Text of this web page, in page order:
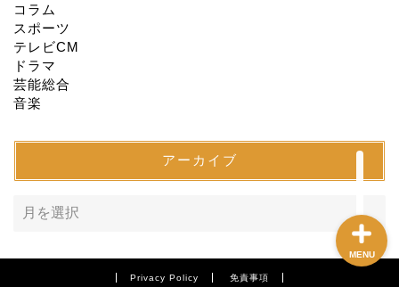
コラム
スポーツ
テレビCM
ドラマ
芸能総合
音楽
アーカイブ
Privacy Policy 免責事項
MENU